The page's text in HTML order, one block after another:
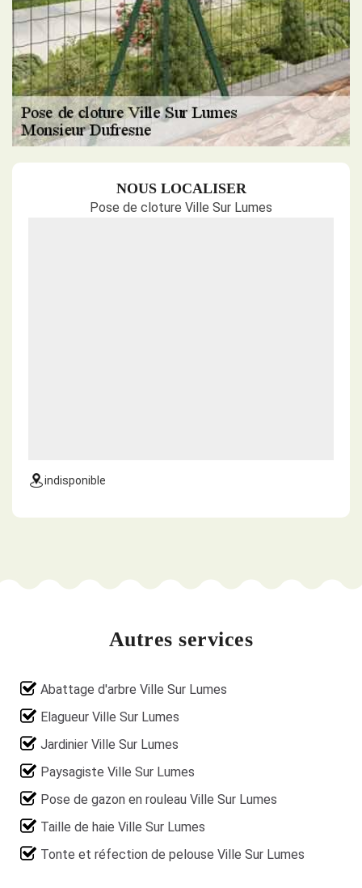
NOUS LOCALISER
Pose de cloture Ville Sur Lumes
indisponible
Autres services
Abattage d'arbre Ville Sur Lumes
Elagueur Ville Sur Lumes
Jardinier Ville Sur Lumes
Paysagiste Ville Sur Lumes
Pose de gazon en rouleau Ville Sur Lumes
Taille de haie Ville Sur Lumes
Tonte et réfection de pelouse Ville Sur Lumes